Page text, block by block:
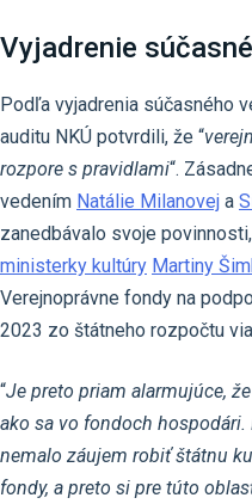
Vyjadrenie
Podľa vyjadrenia súčasného
auditu NKÚ potvrdili, že “
rozpore s pravidlami“.
vedením Natálie Milanovej a
zanedbávalo svoje
ministerky kultúry Martiny
Verejnoprávne fondy na
2023 zo štátneho rozpočtu
“Je preto priam alarmujúce,
ako sa vo fondoch
nemalo záujem robiť štátnu
fondy, a preto si pre túto